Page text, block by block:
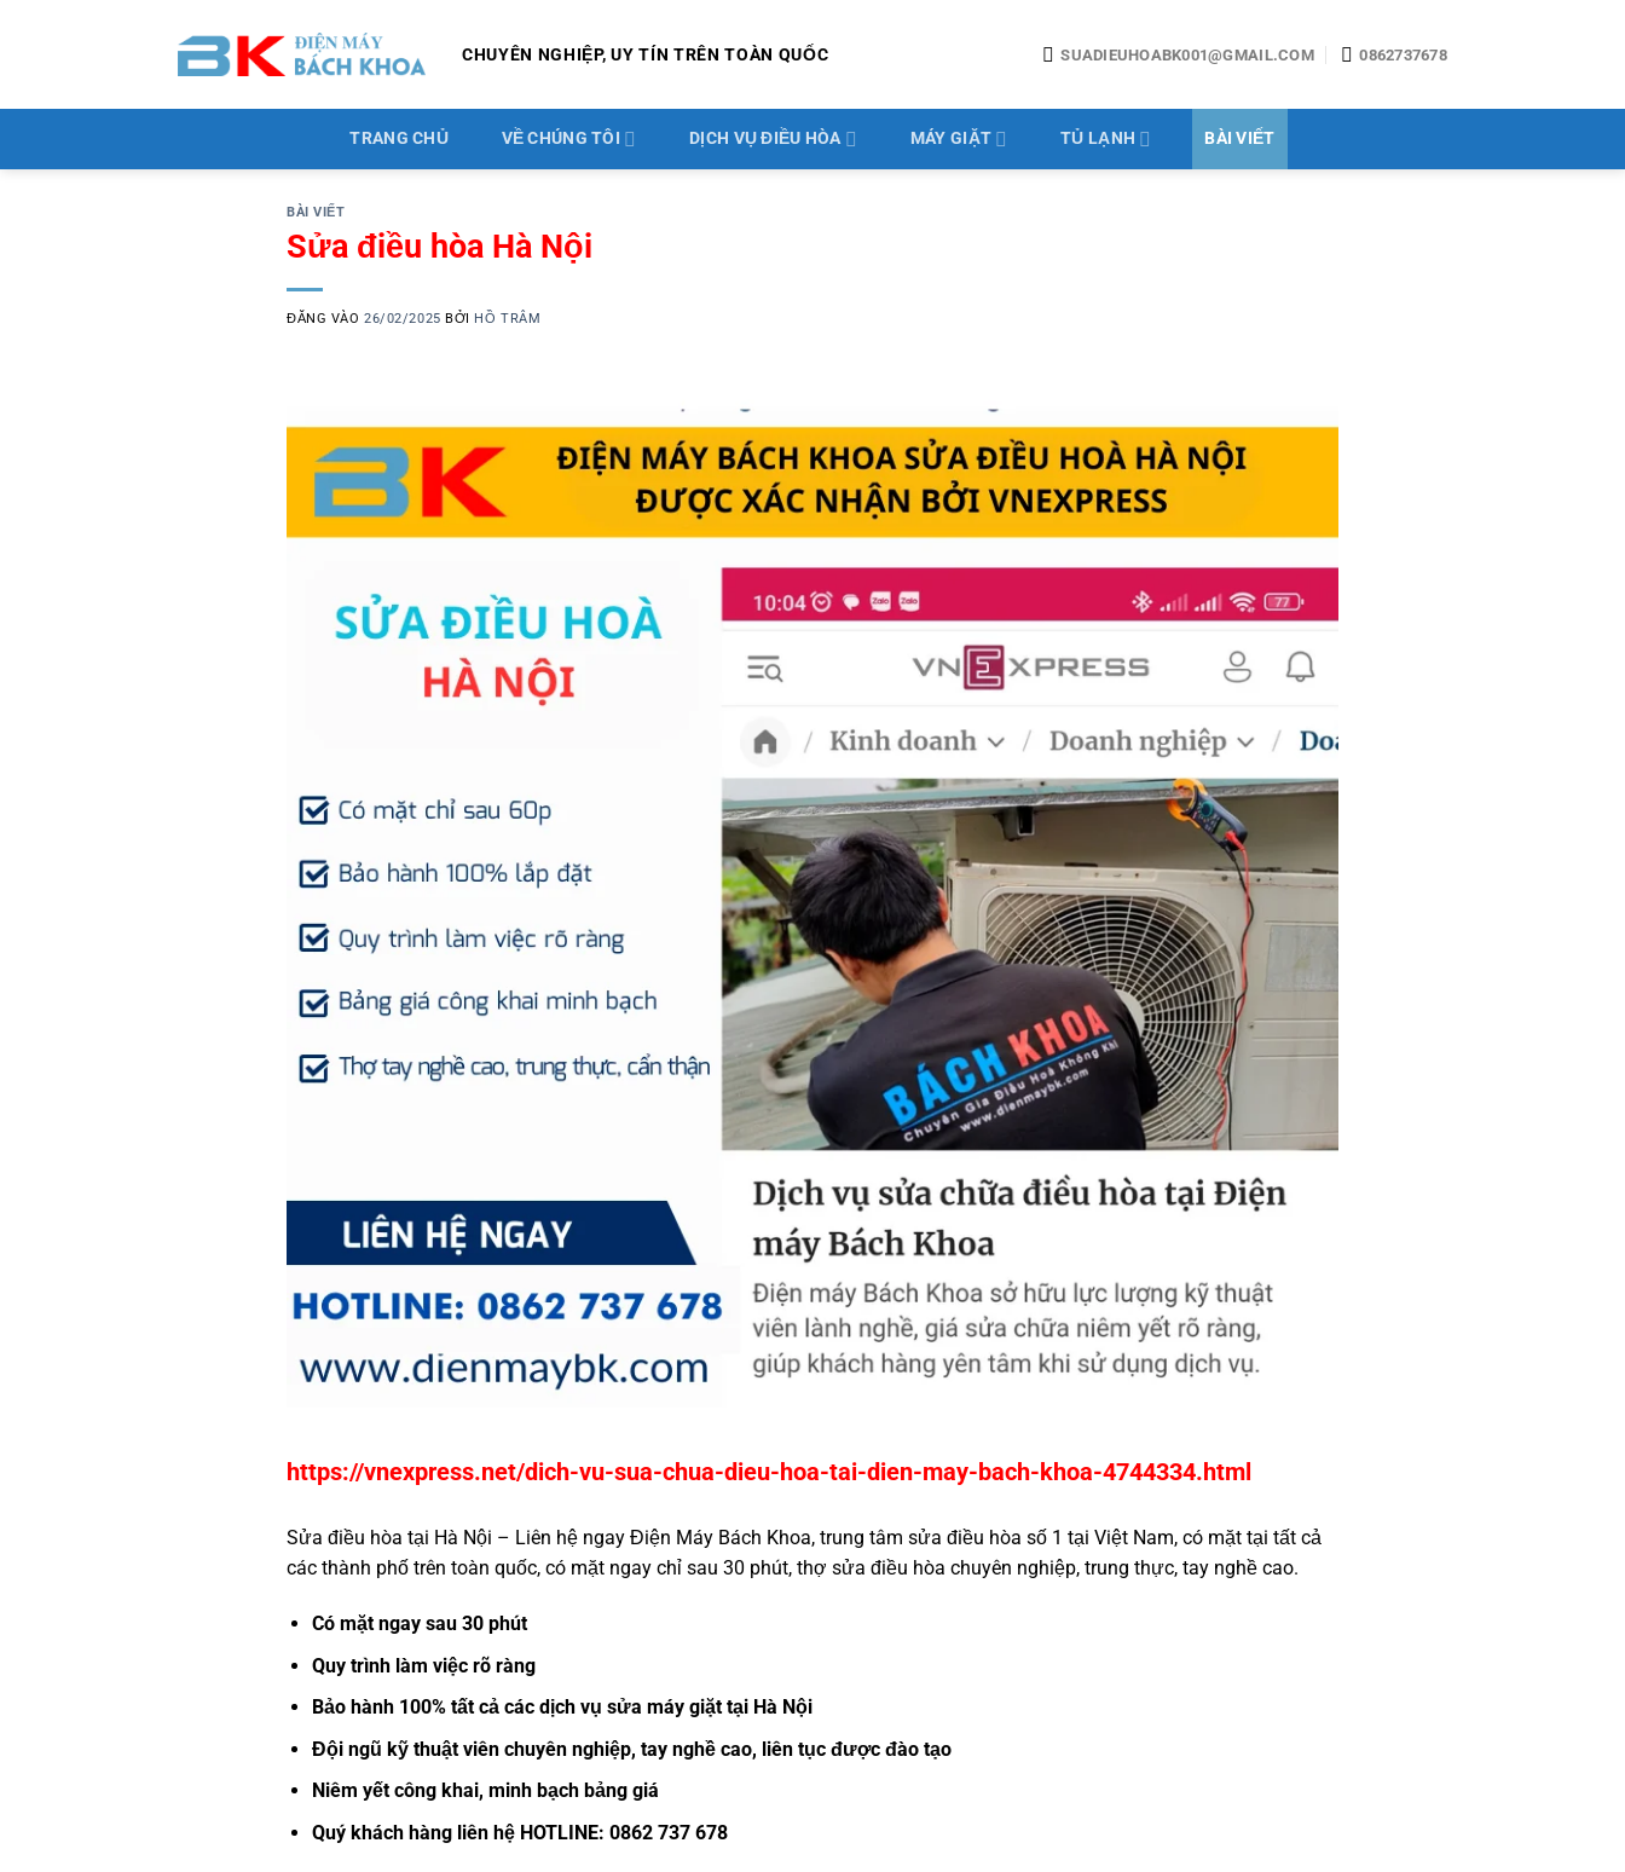
dung
CHUYÊN NGHIỆP, UY TÍN TRÊN TOÀN QUỐC SUADIEUHOABK001@GMAIL.COM 0862737678
TRANG CHỦ VỀ CHÚNG TÔI DỊCH VỤ ĐIỀU HÒA MÁY GIẶT TỦ LẠNH BÀI VIẾT
BÀI VIẾT
Sửa điều hòa Hà Nội
ĐĂNG VÀO26/02/2025 BỞI HỒ TRÂM
https://vnexpress.net/dich-vu-sua-chua-dieu-hoa-tai-dien-may-bach-khoa-4744334.html
Sửa điều hòa tại Hà Nội – Liên hệ ngay Điện Máy Bách Khoa, trung tâm sửa điều hòa số 1 tại Việt Nam, có mặt tại tất cả
các thành phố trên toàn quốc, có mặt ngay chỉ sau 30 phút, thợ sửa điều hòa chuyên nghiệp, trung thực, tay nghề cao.
Có mặt ngay sau 30 phút
Quy trình làm việc rõ ràng
Bảo hành 100% tất cả các dịch vụ sửa máy giặt tại Hà Nội
Đội ngũ kỹ thuật viên chuyên nghiệp, tay nghề cao, liên tục được đào tạo
Niêm yết công khai, minh bạch bảng giá
Quý khách hàng liên hệ HOTLINE: 0862 737 678